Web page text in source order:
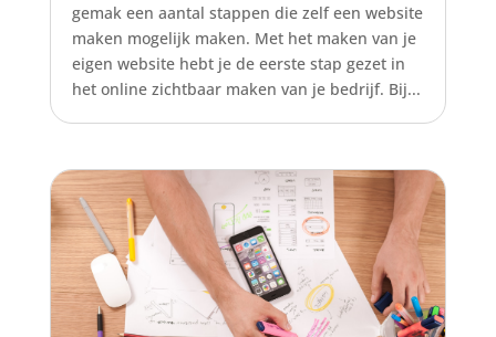
gemak een aantal stappen die zelf een website
maken mogelijk maken. Met het maken van je
eigen website hebt je de eerste stap gezet in
het online zichtbaar maken van je bedrijf. Bij...